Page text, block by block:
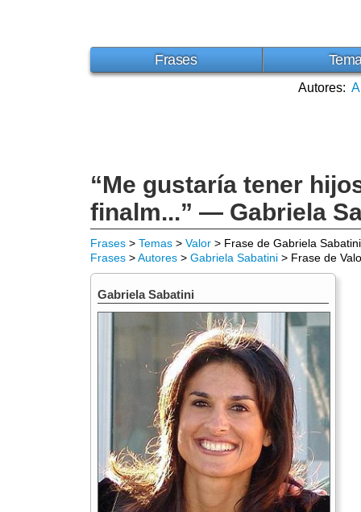
Frases
Autores: A
“Me gustaría tener
finalm...” — Gabriela
Frases > Temas > Valor > Frase de Gabriela Sabatini
Frases >Autores > Gabriela Sabatini > Frase de
Gabriela Sabatini